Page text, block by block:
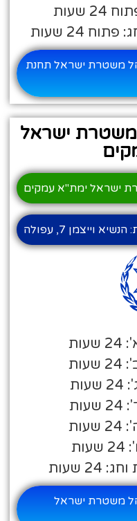
שעות
24 שעות
משטרת ישראל תחנת
ישראל
שעות
ישראל ימת"א עמקים
וייצמן 7, עפולה
משטרת ישראל